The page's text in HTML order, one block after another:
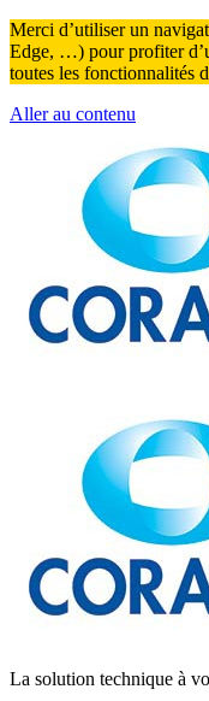
Merci d’utiliser un
Edge, …) pour profiter
toutes les fonctionnalités
Aller au contenu
La solution technique à